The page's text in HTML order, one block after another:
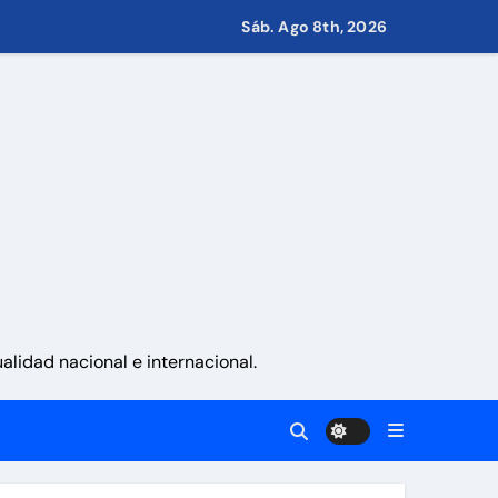
Sáb. Ago 8th, 2026
nacional e internacional.